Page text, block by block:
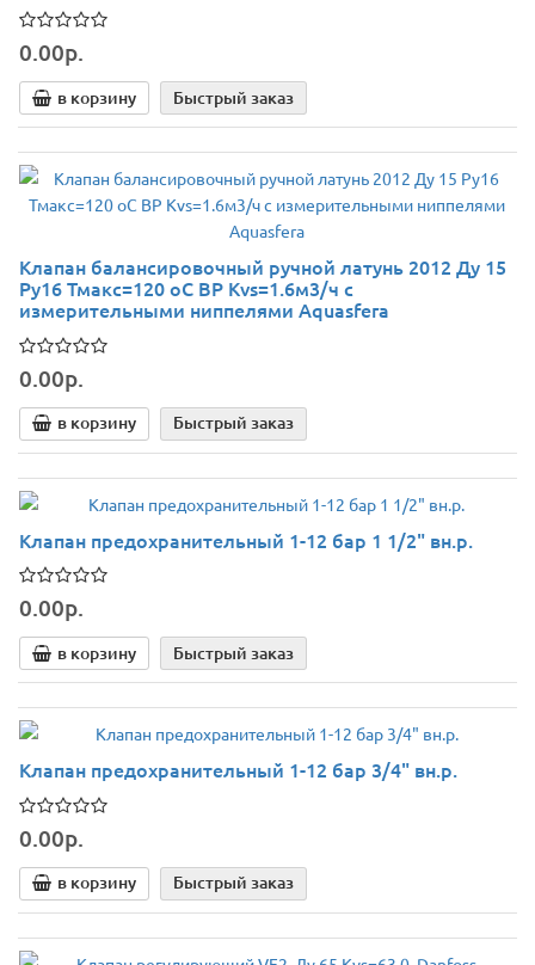
0.00р.
в корзину Быстрый заказ
Клапан балансировочный ручной латунь 2012 Ду 15
Ру16 Тмакс=120 оС ВР Kvs=1.6м3/ч с
измерительными ниппелями Aquasfera
0.00р.
в корзину Быстрый заказ
Клапан предохранительный 1-12 бар 1 1/2" вн.р.
0.00р.
в корзину Быстрый заказ
Клапан предохранительный 1-12 бар 3/4" вн.р.
0.00р.
в корзину Быстрый заказ